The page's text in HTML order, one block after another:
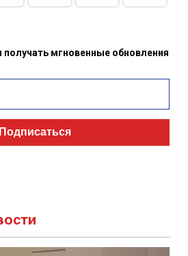
мгновенные обновления
Подписаться